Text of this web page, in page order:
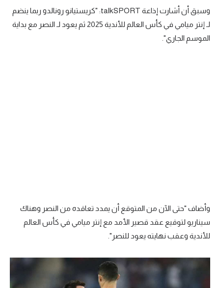
تحليل في الجول
حكايات في الجول
كويز في الجول
وسبق أن أشارت إذاعة talkSPORT: "كريستيانو رونالدو ربما ينضم
لـ إنتر ميامي في كأس العالم للأندية 2025 ثم يعود لـ النصر مع بداية
الموسم الجاري".
وأضاف "حتى الآن من المتوقع أن يمدد تعاقده من النصر وهناك
سيناريو لتوقيع عقد قصير الأمد مع إنتر ميامي في كأس العالم
للأندية وعقب نهايته يعود للنصر".